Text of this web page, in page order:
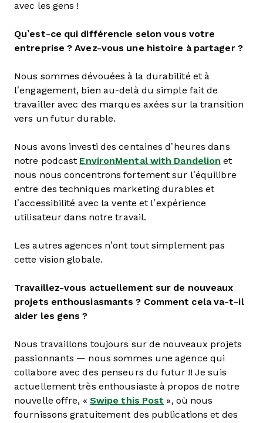
avec les gens !
Qu’est-ce qui différencie selon vous votre
entreprise ? Avez-vous une histoire à partager ?
Nous sommes dévouées à la durabilité et à
l’engagement, bien au-delà du simple fait de
travailler avec des marques axées sur la transition
vers un futur durable.
Nous avons investi des centaines d’heures dans
notre podcast EnvironMental with Dandelion et
nous nous concentrons fortement sur l’équilibre
entre des techniques marketing durables et
l’accessibilité avec la vente et l’expérience
utilisateur dans notre travail.
Les autres agences n’ont tout simplement pas
cette vision globale.
Travaillez-vous actuellement sur de nouveaux
projets enthousiasmants ? Comment cela va-t-il
aider les gens ?
Nous travaillons toujours sur de nouveaux projets
passionnants — nous sommes une agence qui
collabore avec des penseurs du futur !! Je suis
actuellement très enthousiaste à propos de notre
nouvelle offre, « Swipe this Post », où nous
fournissons gratuitement des publications et des